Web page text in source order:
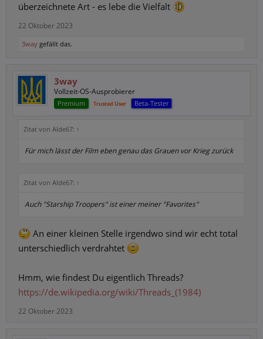
überzeichnete Art - es lebe die Vielfalt
22 Oktober 2023
3way gefällt das.
3way
Vollzeit-OS-Ausprobierer
Premium Trusted User Beta-Tester
Zitat von Alde67: ↑
Für mich lässt der Film eben genau das Grauen vor Krieg zurück
Zitat von Alde67: ↑
Auch "Starship Troopers" ist einer meiner "Favorites"
An einer kleinen Stelle irgendwo sind wir echt total
unterschiedlich verdrahtet
Hmm, wie findest Du eigentlich Threads?
https://de.wikipedia.org/wiki/Threads_(1984)
22 Oktober 2023